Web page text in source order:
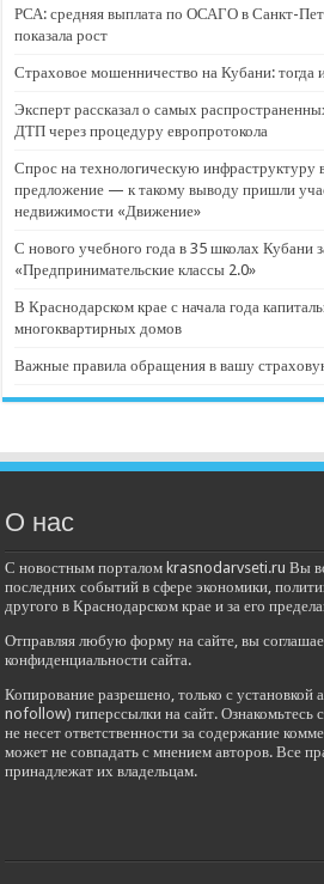
РСА: средняя выплата по ОСАГО в Санкт-
показала рост
Страховое мошенничество на Кубани: тогда
Эксперт рассказал о самых
ДТП через процедуру европротокола
Спрос на технологическую
предложение — к такому выводу пришли
недвижимости «Движение»
С нового учебного года в 35 школах Кубани
«Предпринимательские классы 2.0»
В Краснодарском крае с начала года
многоквартирных домов
Важные правила обращения в вашу
О нас
С новостным порталом krasnodarvseti.ru Вы
последних событий в сфере экономики,
другого в Краснодарском крае и за его
Отправляя любую форму на сайте, вы
конфиденциальности сайта.
Копирование разрешено, только с установкой
nofollow) гиперссылки на сайт. Ознакомьтесь
не несет ответственности за содержание
может не совпадать с мнением авторов. Все
принадлежат их владельцам.